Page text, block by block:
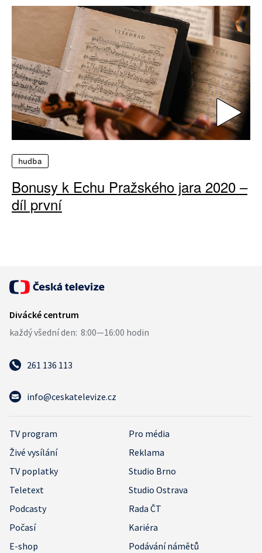
hudba
Bonusy k Echu Pražského jara 2020 –
díl první
261 136 113
info@ceskatelevize.cz
TV program
Pro média
Živé vysílání
Reklama
TV poplatky
Studio Brno
Teletext
Studio Ostrava
Podcasty
Rada ČT
Počasí
Kariéra
E-shop
Podávání námětů